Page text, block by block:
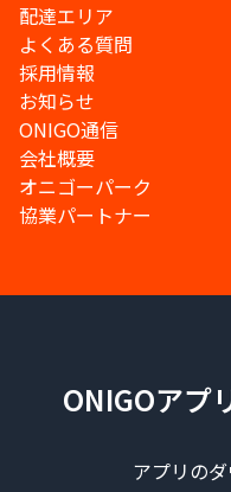
配達エリア
よくある質問
採用情報
お知らせ
ONIGO通信
会社概要
オニゴーパーク
協業パートナー
ONIGOアプ
アプリの